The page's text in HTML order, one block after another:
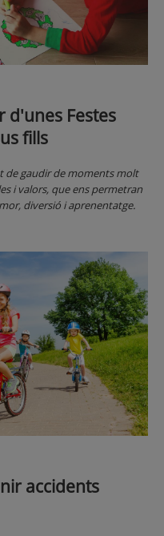
d'unes Festes
fills
de gaudir de moments molt
i valors, que ens permetran
diversió i aprenentatge.
accidents